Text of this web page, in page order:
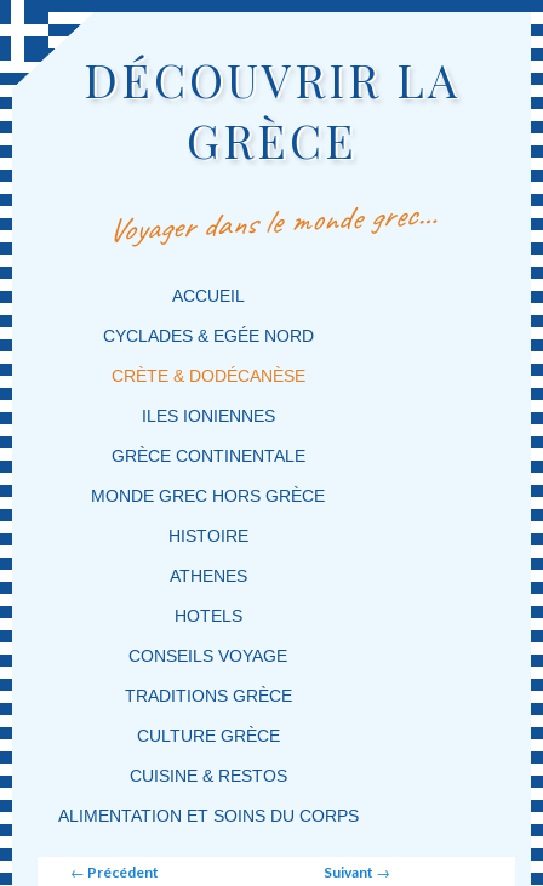
DÉCOUVRIR LA
GRÈCE
Voyager dans le monde grec…
MENU PRINCIPAL
MASQUER LA NAVIGATION PRINCIPALE
MASQUER LA NAVIGATION SECONDAIRE
ACCUEIL
CYCLADES & EGÉE NORD
CRÈTE & DODÉCANÈSE
ILES IONIENNES
GRÈCE CONTINENTALE
MONDE GREC HORS GRÈCE
HISTOIRE
ATHENES
HOTELS
CONSEILS VOYAGE
TRADITIONS GRÈCE
CULTURE GRÈCE
CUISINE & RESTOS
ALIMENTATION ET SOINS DU CORPS
Post navigation
← Précédent Suivant →